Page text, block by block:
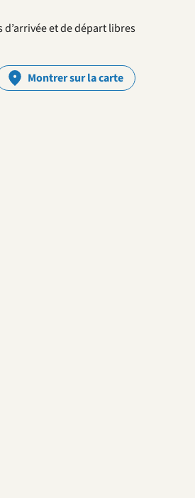
d’arrivée et de départ libres
Montrer sur la carte